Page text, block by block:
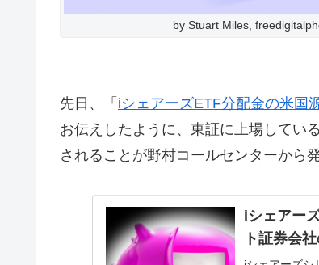
by Stuart Miles,
先日、「 iシェアーズETF分配金の米国
お伝えしたように、東証に上場してい
されることが野村コールセンターから
iシェアー
ト証券会